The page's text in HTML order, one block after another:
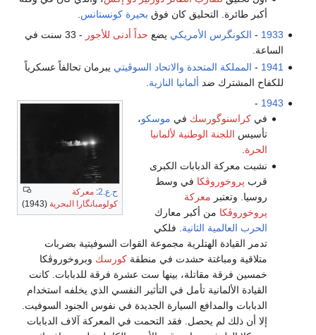
أكبر طائرة. التحليق كان فوق بحيرة كونستانس
1933
- الكونگرس الأمريكي يضع حداً أدنى للأجور
- 33 سنت في
الساعة.
1941
- المملكة المتحدة والاتحاد السوڤيتي يبرمان تحالفاً عسكرياً
للكفاح المشترك ضد ألمانيا النازية
ح.ع.2 : معركة
كولومبانگارا البحرية (1943)
1943
-
في كراسنوگورسك في موسكو،
تأسيس اللجنة الوطنية لألمانيا
الحرة
نشبت معركة الدبابات الكبرى
قرب پروخوروڤكا في وسط
روسيا. وتعتبر معركة
پروخوروڤكا من أكبر معارك
الحرب العالمية الثانية . فلكي
تدمر القيادة الهتلرية مجموعة القوات السوفيتية بضربات
متلاقية ومباغتة حشدت في منطقة كورسك وبروخوروڤكا
خمسين فرقة مقاتلة، بينها ست عشرة فرقة للدبابات. كانت
القيادة الألمانية تأمل في التأثير النفسي الذي يخلفه استخدام
الدبابات والمدافع السيارة الجديدة في نفوس الجنود السوفيت.
إلا أن ذلك لم يحصل. فقد التحمت في المعركة آلاف الدبابات